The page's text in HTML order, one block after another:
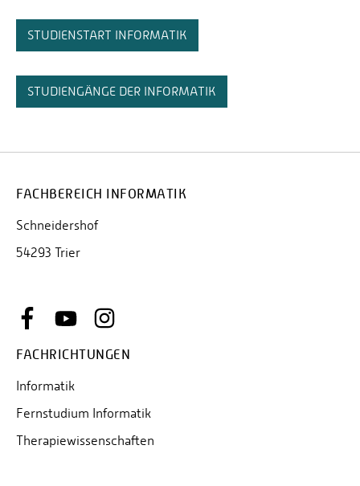
STUDIENSTART INFORMATIK
STUDIENGÄNGE DER INFORMATIK
FACHBEREICH INFORMATIK
Schneidershof
54293 Trier
FACHRICHTUNGEN
Informatik
Fernstudium Informatik
Therapiewissenschaften